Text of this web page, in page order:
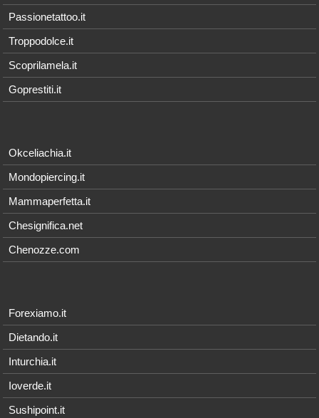
Passionetattoo.it
Troppodolce.it
Scoprilamela.it
Goprestiti.it
Okceliachia.it
Mondopiercing.it
Mammaperfetta.it
Chesignifica.net
Chenozze.com
Forexiamo.it
Dietando.it
Inturchia.it
Ioverde.it
Sushipoint.it